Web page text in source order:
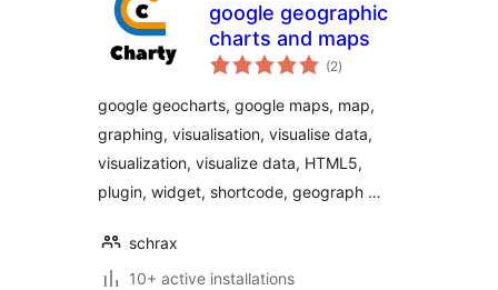
google geographic
charts and maps
(2total
ratings
)
google geocharts, google maps, map,
graphing, visualisation, visualise data,
visualization, visualize data, HTML5,
plugin, widget, shortcode, geograph …
schrax
10+ active installations